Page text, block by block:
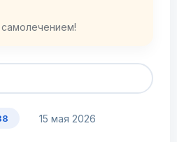
15 мая 2026